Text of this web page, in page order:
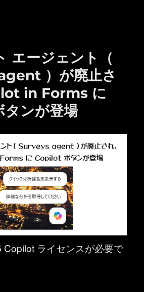
エージェント（
）が廃止さ
in Forms に
ンが登場
ライセンスが必要で